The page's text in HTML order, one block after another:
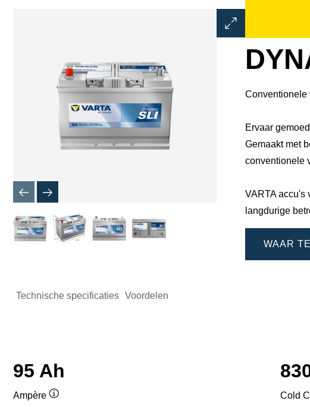
Dialoogvenster
Afbeelding
Conventionele
Ervaar
Gemaakt met
conventionele
VARTA accu's
langdurige
WAAR
Technische specificaties Voordelen
95 Ah
Ampère
Cold